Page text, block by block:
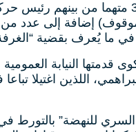
ومثل في هذه القضية ذات الصبغة “الإرهابية” 35 متهما من
إضافة إلى عدد من
ما يُعرف بقضية
القضية مطلع سنة 2022 إثر شكوى قدمتها
اللذين اغتيلا
للنهضة” بالتورط في